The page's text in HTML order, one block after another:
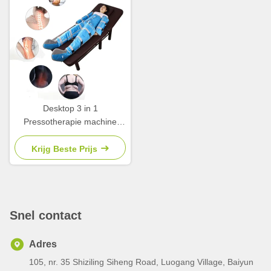
Desktop 3 in 1
Pressotherapie machine
moeiteloos voor het
verlichten van benen
zwelling
Krijg Beste Prijs
Snel contact
Adres
105, nr. 35 Shiziling Siheng Road, Luogang Village, Baiyun